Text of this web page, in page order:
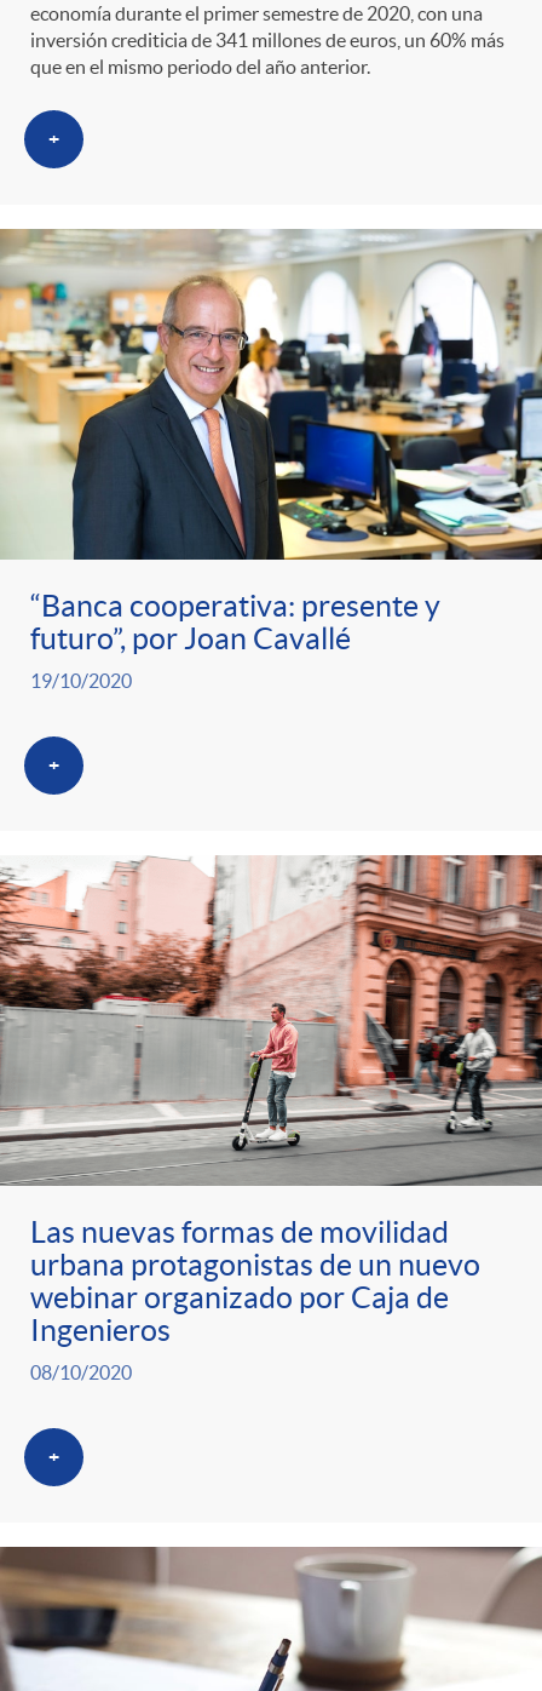
economía durante el primer semestre de 2020, con una
inversión crediticia de 341 millones de euros, un 60% más
que en el mismo periodo del año anterior.
+
“Banca cooperativa: presente y
futuro”, por Joan Cavallé
19/10/2020
+
Las nuevas formas de movilidad
urbana protagonistas de un nuevo
webinar organizado por Caja de
Ingenieros
08/10/2020
+